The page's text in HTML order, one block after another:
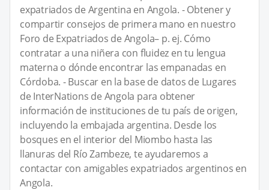
expatriados de Argentina en Angola. - Obtener y
compartir consejos de primera mano en nuestro
Foro de Expatriados de Angola– p. ej. Cómo
contratar a una niñera con fluidez en tu lengua
materna o dónde encontrar las empanadas en
Córdoba. - Buscar en la base de datos de Lugares
de InterNations de Angola para obtener
información de instituciones de tu país de origen,
incluyendo la embajada argentina. Desde los
bosques en el interior del Miombo hasta las
llanuras del Río Zambeze, te ayudaremos a
contactar con amigables expatriados argentinos en
Angola.